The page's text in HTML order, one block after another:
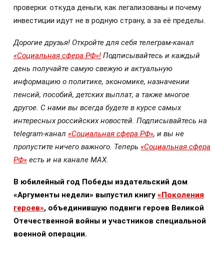
проверки: откуда деньги, как легализованы и почему
инвестиции идут не в родную страну, а за её пределы.
Дорогие друзья! Откройте для себя телеграм-канал
«Социальная сфера РФ»! Подписывайтесь и каждый
день получайте самую свежую и актуальную
информацию о политике, экономике, назначении
пенсий, пособий, детских выплат, а также многое
другое. С нами вы всегда будете в курсе самых
интересных российских новостей. Подписывайтесь на
telegram-канал «Социальная сфера РФ», и вы не
пропустите ничего важного. Теперь «Социальная сфера
РФ» есть и на канале МАХ.
В юбилейный год Победы издательский дом
«Аргументы недели» выпустил книгу «Поколения
героев», объединившую подвиги героев Великой
Отечественной войны и участников специальной
военной операции.